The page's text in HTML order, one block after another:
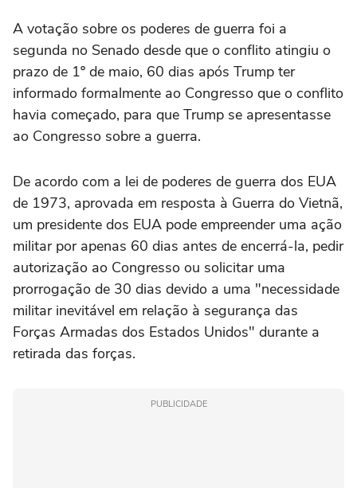
A votação sobre os poderes de guerra foi a
segunda no Senado desde que o conflito atingiu o
prazo de 1º de maio, 60 dias após Trump ter
informado formalmente ao Congresso que o conflito
havia começado, para que Trump se apresentasse
ao Congresso sobre a guerra.
De acordo com a lei de poderes de guerra dos ‌EUA
de 1973, aprovada em resposta à Guerra do Vietnã,
um presidente dos EUA pode empreender uma ação
militar por apenas 60 dias antes de encerrá-la, pedir
autorização ao Congresso ou solicitar uma
prorrogação de ⁠30 dias devido a uma "necessidade
militar inevitável em relação à segurança das
Forças Armadas dos Estados Unidos" durante a
retirada das forças.
PUBLICIDADE